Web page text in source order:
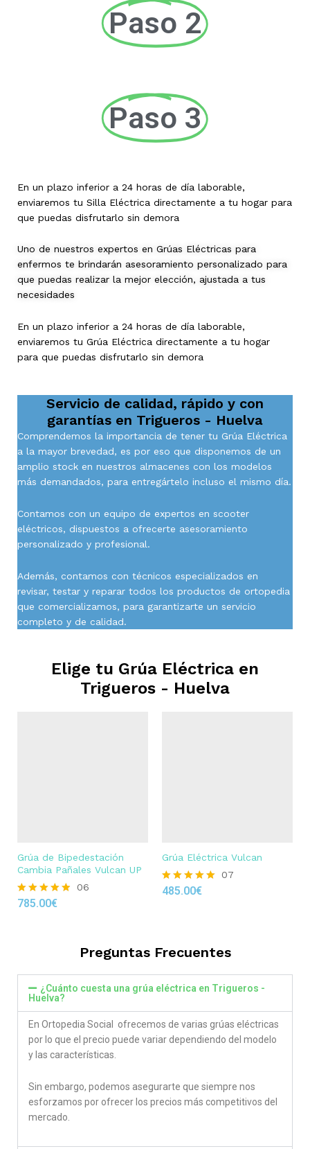
Paso 2
Paso 3
En un plazo inferior a 24 horas de día laborable,
enviaremos tu Silla Eléctrica directamente a tu hogar para
que puedas disfrutarlo sin demora
Uno de nuestros expertos en Grúas Eléctricas para
enfermos te brindarán asesoramiento personalizado para
que puedas realizar la mejor elección, ajustada a tus
necesidades
En un plazo inferior a 24 horas de día laborable,
enviaremos tu Grúa Eléctrica directamente a tu hogar
para que puedas disfrutarlo sin demora
Servicio de calidad, rápido y con
garantías en Trigueros - Huelva
Comprendemos la importancia de tener tu Grúa Eléctrica
a la mayor brevedad, es por eso que disponemos de un
amplio stock en nuestros almacenes con los modelos
más demandados, para entregártelo incluso el mismo día.
Contamos con un equipo de expertos en scooter
eléctricos, dispuestos a ofrecerte asesoramiento
personalizado y profesional.
Además, contamos con técnicos especializados en
revisar, testar y reparar todos los productos de ortopedia
que comercializamos, para garantizarte un servicio
completo y de calidad.
Elige tu Grúa Eléctrica en
Trigueros - Huelva
Grúa de Bipedestación
Cambia Pañales Vulcan UP
Rated
06
785.00€
Grúa Eléctrica Vulcan
Rated
07
485.00€
Preguntas Frecuentes
¿Cuánto cuesta una grúa eléctrica en Trigueros -
Huelva?
En Ortopedia Social ofrecemos de varias grúas eléctricas
por lo que el precio puede variar dependiendo del modelo
y las características.
Sin embargo, podemos asegurarte que siempre nos
esforzamos por ofrecer los precios más competitivos del
mercado.